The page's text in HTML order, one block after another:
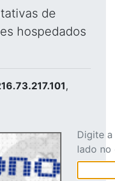
de
hospedados
,
Digite
lado no